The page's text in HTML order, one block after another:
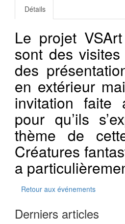
Détails
Le projet
sont des
des
en extérieur
invitation faite
pour qu’ils
thème de
Créatures
a
Retour aux événements
Derniers articles